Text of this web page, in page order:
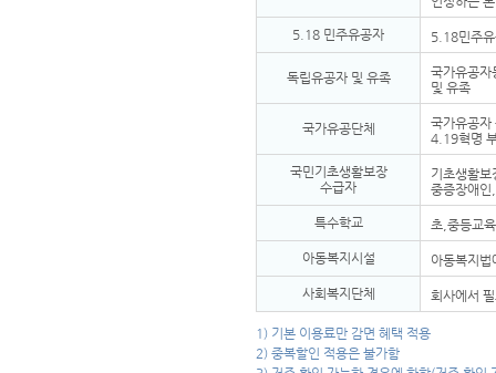
5.18 민주유공자 5.18민주
독립유공자 및 유족
국가유공자
및 유족
국가유공단체
국가유공자
4.19혁명
국민기초생활보장
수급자
기초생활
중증장애인
특수학교 초,중등교
아동복지시설 아동복지법
사회복지단체 회사에서
1) 기본 이용료만 감면 혜택 적용
2) 중복할인 적용은 불가함